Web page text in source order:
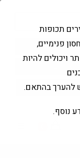
בקשה להצעה
תכופות
פנימיים,
ויכולים להיות
להערך בהתאם.
נוסף.